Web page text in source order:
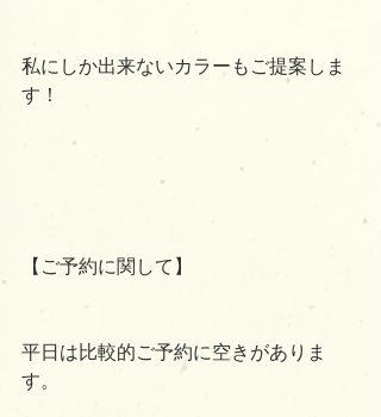
私にしか出来ないカラーもご提案しま
す！
【ご予約に関して】
平日は比較的ご予約に空きがありま
す。